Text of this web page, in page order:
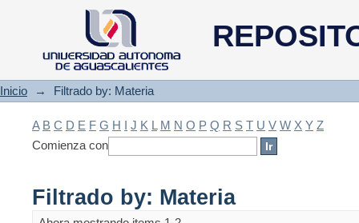
Filtrado by: Materia
Inicio → Filtrado by: Materia
A B C D E F G H I J K L M N O P Q R S T U V W X Y Z
Comienza con
Filtrado by: Materia